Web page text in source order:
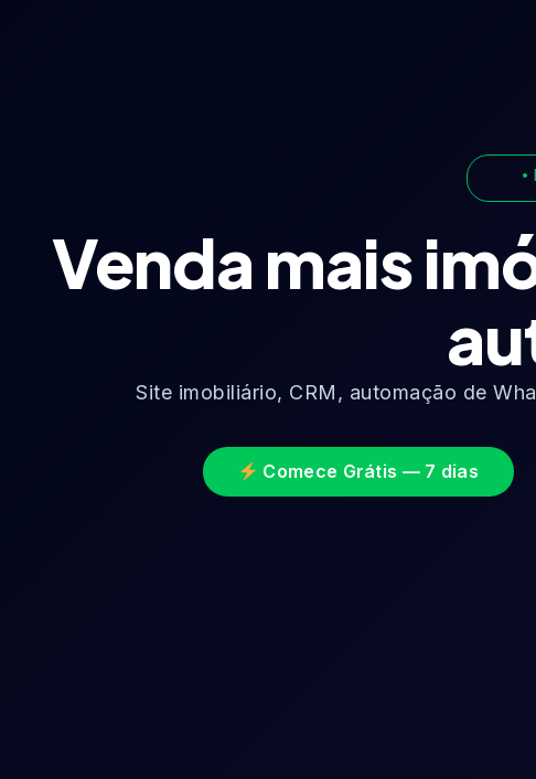
Venda mais
Site imobiliário, CRM, automação de
Comece Grátis — 7 dias